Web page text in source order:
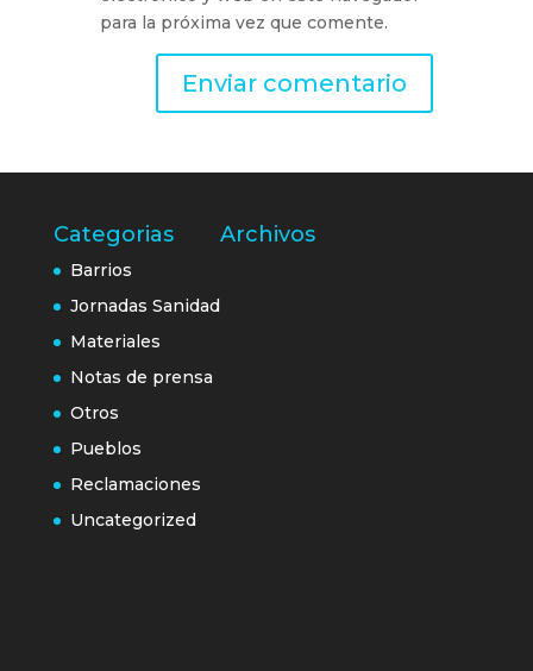
para la próxima vez que comente.
Categorias
Barrios
Jornadas Sanidad
Materiales
Notas de prensa
Otros
Pueblos
Reclamaciones
Uncategorized
Archivos